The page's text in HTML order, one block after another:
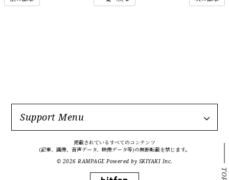
TOP
Support Menu
掲載されているすべてのコンテンツ
(記事、画像、音声データ、映像データ等)の無断転載を禁じます。
© 2026 RAMPAGE Powered by SKIYAKI Inc.